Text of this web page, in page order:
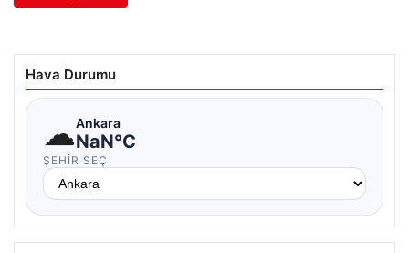
Hava Durumu
☁Ankara
NaN°C
ŞEHIR SEÇ